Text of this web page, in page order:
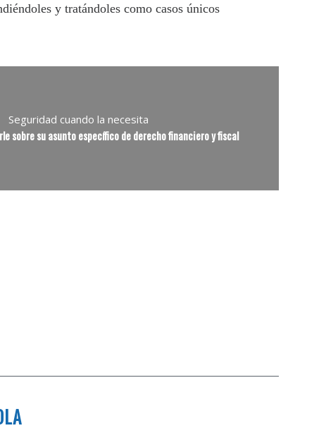
y tratándoles como casos únicos
Seguridad cuando la necesita
sobre su asunto específico de derecho financiero y fiscal